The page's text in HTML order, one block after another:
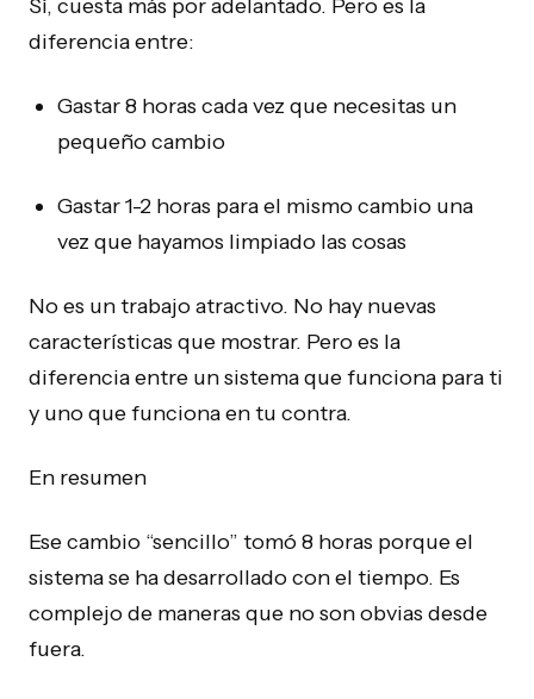
Sí, cuesta más por adelantado. Pero es la
diferencia entre:
Gastar 8 horas cada vez que necesitas un
pequeño cambio
Gastar 1-2 horas para el mismo cambio una
vez que hayamos limpiado las cosas
No es un trabajo atractivo. No hay nuevas
características que mostrar. Pero es la
diferencia entre un sistema que funciona para ti
y uno que funciona en tu contra.
En resumen
Ese cambio “sencillo” tomó 8 horas porque el
sistema se ha desarrollado con el tiempo. Es
complejo de maneras que no son obvias desde
fuera.